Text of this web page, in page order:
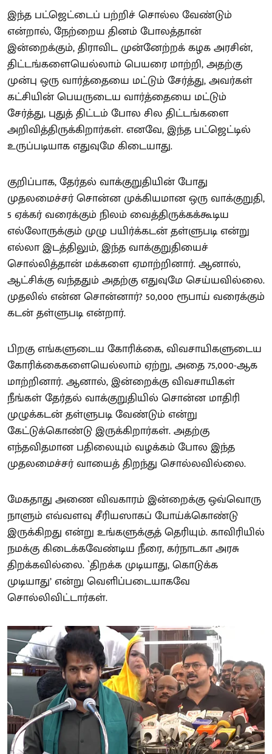
இந்த பட்ஜெட்டைப் பற்றிச் சொல்ல வேண்டும்
என்றால், நேற்றைய தினம் போலத்தான்
இன்றைக்கும், திராவிட முன்னேற்றக் கழக அரசின்,
திட்டங்களையெல்லாம் பெயரை மாற்றி, அதற்கு
முன்பு ஒரு வார்த்தையை மட்டும் சேர்த்து, அவர்கள்
கட்சியின் பெயருடைய வார்த்தையை மட்டும்
சேர்த்து, புதுத் திட்டம் போல சில திட்டங்களை
அறிவித்திருக்கிறார்கள். எனவே, இந்த பட்ஜெட்டில்
உருப்படியாக எதுவுமே கிடையாது.
குறிப்பாக, தேர்தல் வாக்குறுதியின் போது
முதலமைச்சர் சொன்ன முக்கியமான ஒரு வாக்குறுதி,
5 ஏக்கர் வரைக்கும் நிலம் வைத்திருக்கக்கூடிய
எல்லோருக்கும் முழு பயிர்க்கடன் தள்ளுபடி என்று
எல்லா இடத்திலும், இந்த வாக்குறுதியைச்
சொல்லித்தான் மக்களை ஏமாற்றினார். ஆனால்,
ஆட்சிக்கு வந்ததும் அதற்கு எதுவுமே செய்யவில்லை.
முதலில் என்ன சொன்னார்? 50,000 ரூபாய் வரைக்கும்
கடன் தள்ளுபடி என்றார்.
பிறகு எங்களுடைய கோரிக்கை, விவசாயிகளுடைய
கோரிக்கைகளையெல்லாம் ஏற்று, அதை 75,000-ஆக
மாற்றினார். ஆனால், இன்றைக்கு விவசாயிகள்
நீங்கள் தேர்தல் வாக்குறுதியில் சொன்ன மாதிரி
முழுக்கடன் தள்ளுபடி வேண்டும் என்று
கேட்டுக்கொண்டு இருக்கிறார்கள். அதற்கு
எந்தவிதமான பதிலையும் வழக்கம் போல இந்த
முதலமைச்சர் வாயைத் திறந்து சொல்லவில்லை.
மேகதாது அணை விவகாரம் இன்றைக்கு ஒவ்வொரு
நாளும் எவ்வளவு சீரியஸாகப் போய்க்கொண்டு
இருக்கிறது என்று உங்களுக்குத் தெரியும். காவிரியில்
நமக்கு கிடைக்கவேண்டிய நீரை, கர்நாடகா அரசு
திறக்கவில்லை. `திறக்க முடியாது, கொடுக்க
முடியாது’ என்று வெளிப்படையாகவே
சொல்லிவிட்டார்கள்.